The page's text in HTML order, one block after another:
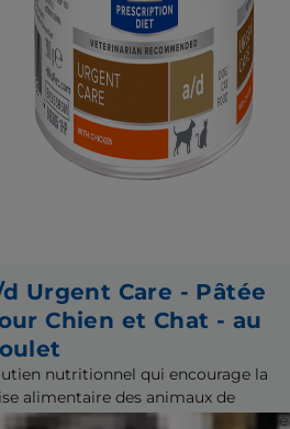
Urgent Care - Pâtée
Chien et Chat - au
nutritionnel qui encourage la
alimentaire des animaux de
en convalescence après une